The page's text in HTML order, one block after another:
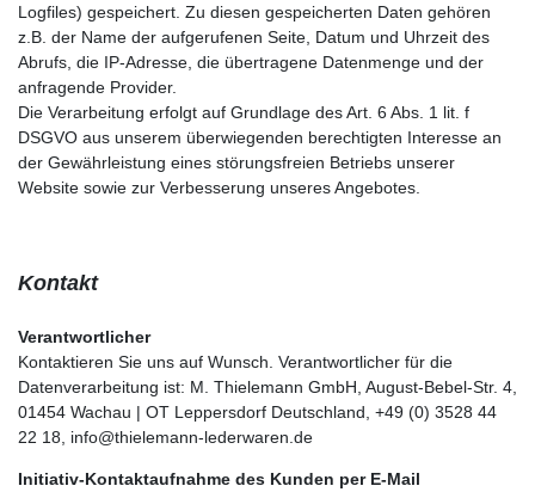
Logfiles) gespeichert. Zu diesen gespeicherten Daten gehören
z.B. der Name der aufgerufenen Seite, Datum und Uhrzeit des
Abrufs, die IP-Adresse, die übertragene Datenmenge und der
anfragende Provider.
Die Verarbeitung erfolgt auf Grundlage des Art. 6 Abs. 1 lit. f
DSGVO aus unserem überwiegenden berechtigten Interesse an
der Gewährleistung eines störungsfreien Betriebs unserer
Website sowie zur Verbesserung unseres Angebotes.
Kontakt
Verantwortlicher
Kontaktieren Sie uns auf Wunsch. Verantwortlicher für die
Datenverarbeitung ist: M. Thielemann GmbH, August-Bebel-Str. 4,
01454 Wachau | OT Leppersdorf Deutschland, +49 (0) 3528 44
22 18, info@thielemann-lederwaren.de
Initiativ-Kontaktaufnahme des Kunden per E-Mail